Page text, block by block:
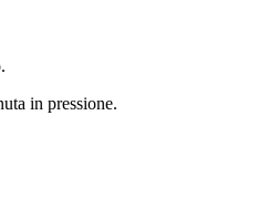
in pressione.